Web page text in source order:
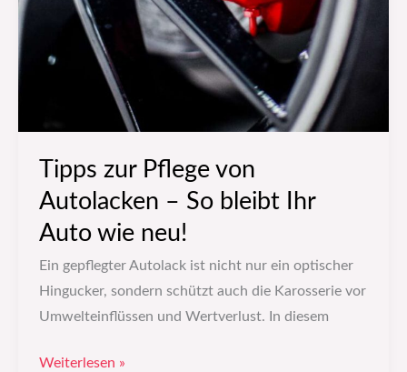
Tipps zur Pflege von
Autolacken – So bleibt Ihr
Auto wie neu!
Ein gepflegter Autolack ist nicht nur ein optischer
Hingucker, sondern schützt auch die Karosserie vor
Umwelteinflüssen und Wertverlust. In diesem
Weiterlesen »